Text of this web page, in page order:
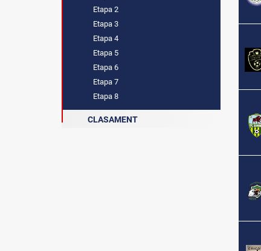
Etapa 2
Etapa 3
Etapa 4
Etapa 5
Etapa 6
Etapa 7
Etapa 8
CLASAMENT